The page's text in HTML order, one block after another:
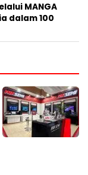
MANGA
dalam 100